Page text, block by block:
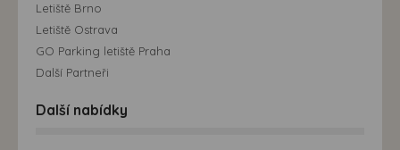
Letiště Brno
Letiště Ostrava
GO Parking letiště Praha
Další Partneři
Další nabídky